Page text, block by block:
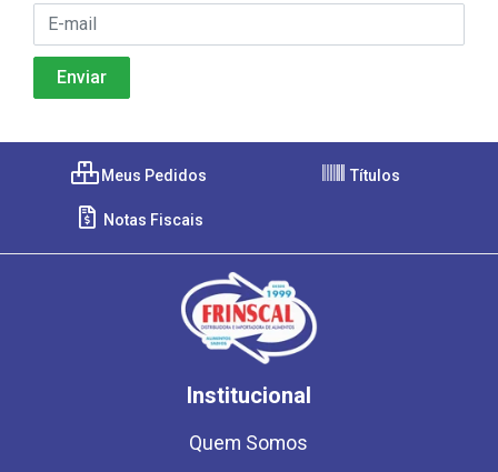
Meus Pedidos Títulos
Notas Fiscais
Institucional
Quem Somos